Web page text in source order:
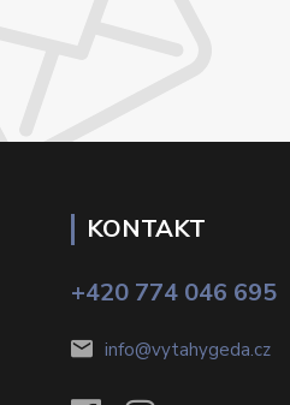
KONTAKT
+420 774 046 695
info@vytahygeda.cz